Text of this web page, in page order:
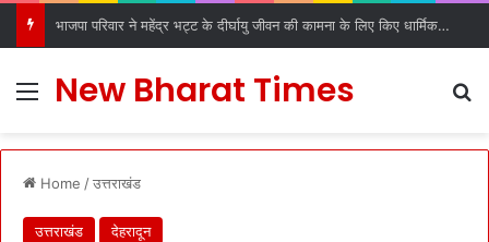
भाजपा परिवार ने महेंद्र भट्ट के दीर्घायु जीवन की कामना के लिए किए धार्मिक अनुष्ठान
Menu
New Bharat Times
Home /उत्तराखंड
उत्तराखंड देहरादून